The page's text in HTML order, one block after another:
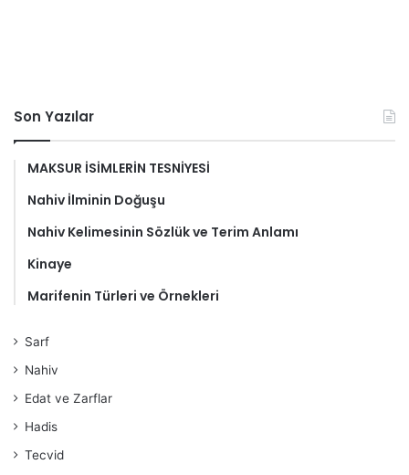
Son Yazılar
MAKSUR İSİMLERİN TESNİYESİ
Nahiv İlminin Doğuşu
Nahiv Kelimesinin Sözlük ve Terim Anlamı
Kinaye
Marifenin Türleri ve Örnekleri
Sarf
Nahiv
Edat ve Zarflar
Hadis
Tecvid